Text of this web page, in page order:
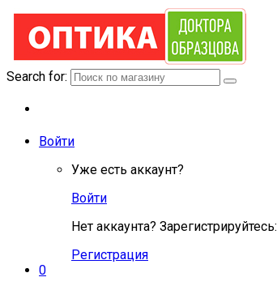
Search for:
Войти
Уже есть аккаунт?
Войти
Нет аккаунта? Зарегистрируйтесь:
Регистрация
0